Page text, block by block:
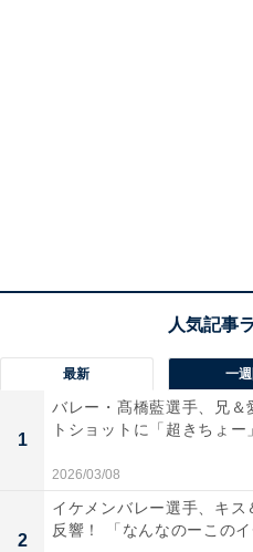
最新 一
1
バレー・髙橋藍選手、兄＆
トショットに「超きちょ
2026/03/08
2
イケメンバレー選手、キス
反響！ 「なんなのーこの